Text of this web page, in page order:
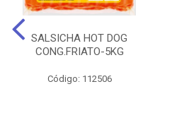
SALSICHA HOT DOG
CONG.FRIATO-5KG
Código: 112506